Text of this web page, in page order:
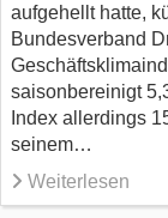
aufgehellt hatte,
Bundesverband
saisonbereinigt
Index allerdings
seinem…
Weiterlesen